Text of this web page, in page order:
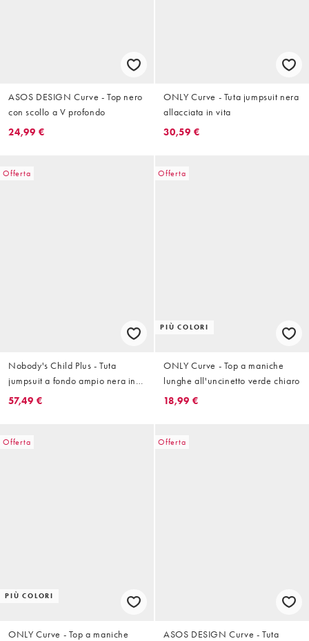
ASOS DESIGN Curve - Top nero
con scollo a V profondo
24,99 €
ONLY Curve - Tuta jumpsuit nera
allacciata in vita
30,59 €
Offerta
Nobody's Child Plus - Tuta
jumpsuit a fondo ampio nera in
misto cotone con spalline sottili e
57,49 €
Offerta
PIÙ COLORI
ONLY Curve - Top a maniche
lunghe all'uncinetto verde chiaro
18,99 €
Offerta
PIÙ COLORI
ONLY Curve - Top a maniche
Offerta
ASOS DESIGN Curve - Tuta